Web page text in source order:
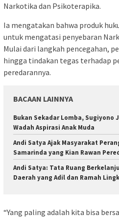
Narkotika dan Psikoterapika.
Ia mengatakan bahwa produk
untuk mengatasi penyebaran
Mulai dari langkah pencegahan,
hingga tindakan tegas terhadap
peredarannya.
BACAAN LAINNYA
Bukan Sekadar Lomba, Sugiyono
Wadah Aspirasi Anak Muda
Andi Satya Ajak Masyarakat
Samarinda yang Kian Rawan
Andi Satya: Tata Ruang
Daerah yang Adil dan Ramah
“Yang paling adalah kita bisa